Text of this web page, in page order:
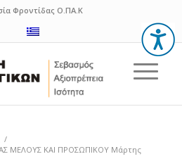
Φροντίδας Ο.ΠΑ.Κ
/
ΜΕΛΟΥΣ ΚΑΙ ΠΡΟΣΩΠΙΚΟΥ Μάρτης